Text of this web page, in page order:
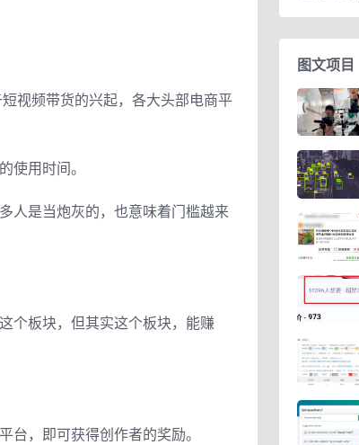
视频带货的兴起，各大头部电商平
使用时间。
人是当炮灰的，也意味着门槛越来
个板块，但其实这个板块，能赚
，即可获得创作者的奖励。
图文项目